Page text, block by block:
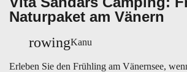
Naturpaket am Vänern
rowingKanu
Erleben Sie den Frühling am Vänernsee,